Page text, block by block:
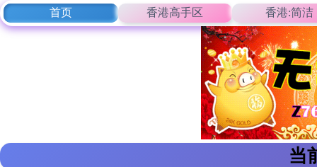
首页 香港高手区 香港:简洁
当